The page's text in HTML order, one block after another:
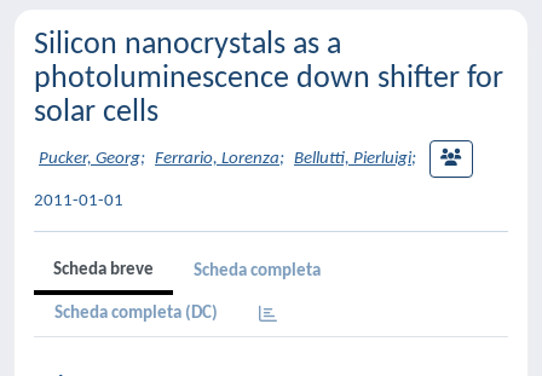
Silicon nanocrystals as a
photoluminescence down shifter for
solar cells
Pucker, Georg; Ferrario, Lorenza; Bellutti, Pierluigi;
2011-01-01
Scheda breve Scheda completa
Scheda completa (DC)